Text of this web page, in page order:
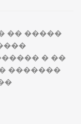
�� �����
� ��
�������